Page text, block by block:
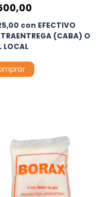
con EFECTIVO
(CABA) O
LOCAL